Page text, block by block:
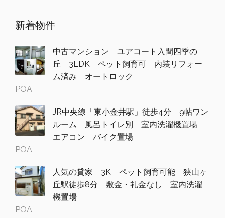
新着物件
中古マンション ユアコート入間四季の
丘 3LDK ペット飼育可 内装リフォー
ム済み オートロック
POA
JR中央線「東小金井駅」徒歩4分 9帖ワン
ルーム 風呂トイレ別 室内洗濯機置場
エアコン バイク置場
POA
人気の貸家 3K ペット飼育可能 狭山ヶ
丘駅徒歩8分 敷金・礼金なし 室内洗濯
機置場
POA